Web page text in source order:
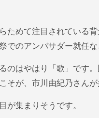
ためて注目されている
でのアンバサダー就任
のはやはり「歌」です
そが、市川由紀乃さん
が集まりそうです。